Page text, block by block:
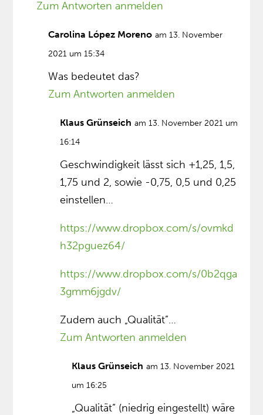
Zum Antworten anmelden
Carolina López Moreno am 13. November
2021 um 15:34
Was bedeutet das?
Zum Antworten anmelden
Klaus Grünseich am 13. November 2021 um
16:14
Geschwindigkeit lässt sich +1,25, 1,5,
1,75 und 2, sowie -0,75, 0,5 und 0,25
einstellen…
https://www.dropbox.com/s/ovmkd
h32pguez64/
https://www.dropbox.com/s/0b2qga
3gmm6jgdv/
Zudem auch „Qualität”…
Zum Antworten anmelden
Klaus Grünseich am 13. November 2021
um 16:25
„Qualität” (niedrig eingestellt) wäre